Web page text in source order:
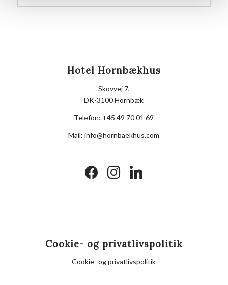
Hotel Hornbækhus
Skovvej 7,
DK-3100 Hornbæk
Telefon: +45 49 70 01 69
Mail:info@hornbaekhus.com
facebookinstagramlinkedin
Cookie- og privatlivspolitik
Cookie- og privatlivspolitik